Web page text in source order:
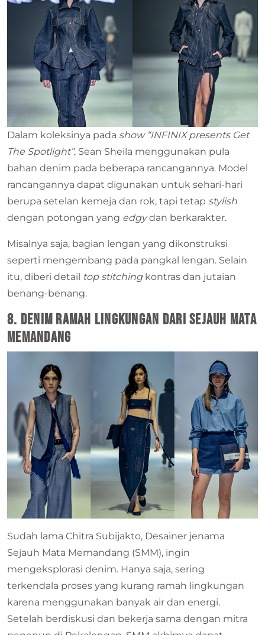
Dalam koleksinya pada show “INFINIX presents Get
The Spotlight”, Sean Sheila menggunakan pula
bahan denim pada beberapa rancangannya. Model
rancangannya dapat digunakan untuk sehari-hari
berupa setelan kemeja dan rok, tapi tetap stylish
dengan potongan yang edgydan berkarakter.
Misalnya saja, bagian lengan yang dikonstruksi
seperti mengembang pada pangkal lengan. Selain
itu, diberi detail top stitchingkontras dan jutaian
benang-benang.
8. Denim Ramah Lingkungan dari Sejauh Mata
Memandang
Sudah lama Chitra Subijakto, Desainer jenama
Sejauh Mata Memandang (SMM), ingin
mengeksplorasi denim. Hanya saja, sering
terkendala proses yang kurang ramah lingkungan
karena menggunakan banyak air dan energi.
Setelah berdiskusi dan bekerja sama dengan mitra